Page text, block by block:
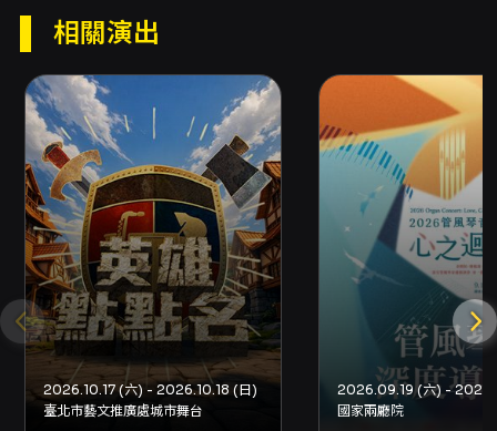
保留活動異動權及折扣解釋權。 - 購票方式：可
透過網路（信用卡、Apple Pay、Google
Pay、ATM轉帳）、分銷點或OPENTIX服務
處、超商（ibon、FamiPort、Life-ET）購買。
網路購票請先加入會員。 - 超商購票僅提供電腦
自動選位，每筆訂單最多可訂購8張；超商取票每
張票需支付10元手續費。 - 取票方式以結帳頁面
顯示的選項為準，取票方式僅能擇一，若需不同
取票方式請分次購買。部分場館與主辦單位提供
電子票。 退換票規定 - 最晚退、換票時間為演出
日前1日（不含演出日），逾期恕不受理。 - 退票
手續費為每張票面售價的10%。符合退票條件的
申請一般於3個工作日內處理（依付款方式而
定）。 - 以信用卡或行動支付購票，請使用
OPENTIX線上退訂功能辦理；以ATM或現金購
買者，依OPENTIX指定流程上傳證明辦理退
款。 - 已取紙本票者可臨櫃或郵寄辦理退票，郵
相關演出
2026.10.17 (六) - 2026.10.18 (日)
臺北市藝文推廣處城市舞台
國家兩廳院